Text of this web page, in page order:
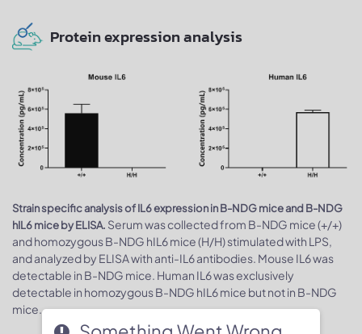
Protein expression analysis
Strain specific analysis of IL6 expression in B-NDG mice and B-NDG
hIL6 mice by ELISA. Serum was collected from B-NDG mice (+/+)
and homozygous B-NDG hIL6 mice (H/H) stimulated with LPS,
and analyzed by ELISA with anti-IL6 antibodies. Mouse IL6 was
detectable in B-NDG mice. Human IL6 was exclusively
detectable in homozygous B-NDG hIL6 mice but not in B-NDG
mice.